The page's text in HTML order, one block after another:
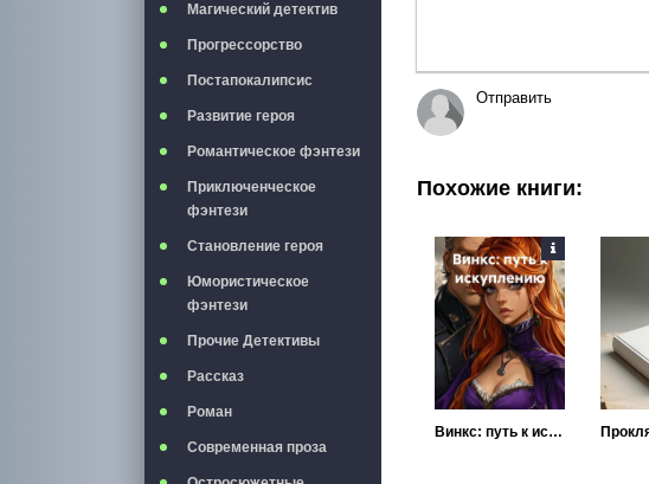
Магический детектив
Прогрессорство
Постапокалипсис
Развитие героя
Романтическое фэнтези
Приключенческое
фэнтези
Становление героя
Юмористическое
фэнтези
Прочие Детективы
Рассказ
Роман
Современная проза
Отправить
Похожие книги:
Винкс: путь к искуплению